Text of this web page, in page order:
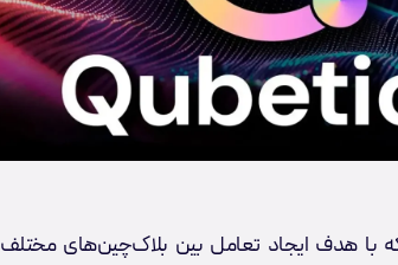
با هدف ایجاد تعامل بین بلاک‌چین‌های مختلف